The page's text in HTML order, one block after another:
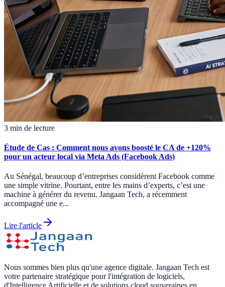
3 min de lecture
Étude de Cas : Comment nous avons boosté le CA de +120%
pour un acteur local via Meta Ads (Facebook Ads)
Au Sénégal, beaucoup d’entreprises considèrent Facebook comme
une simple vitrine. Pourtant, entre les mains d’experts, c’est une
machine à générer du revenu. Jangaan Tech, a récemment
accompagné une e...
Lire l'article
Nous sommes bien plus qu'une agence digitale. Jangaan Tech est
votre partenaire stratégique pour l'intégration de logiciels,